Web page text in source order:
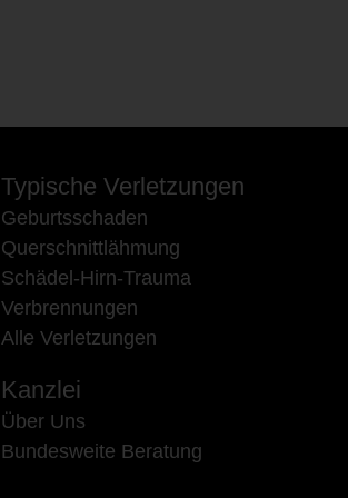
Typische Verletzungen
Geburtsschaden
Querschnittlähmung
Schädel-Hirn-Trauma
Verbrennungen
Alle Verletzungen
Kanzlei
Über Uns
Bundesweite Beratung